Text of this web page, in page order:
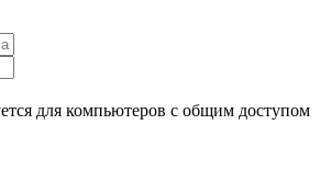
для компьютеров с общим доступом